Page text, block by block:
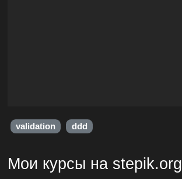
validation ddd
Мои курсы на stepik.org